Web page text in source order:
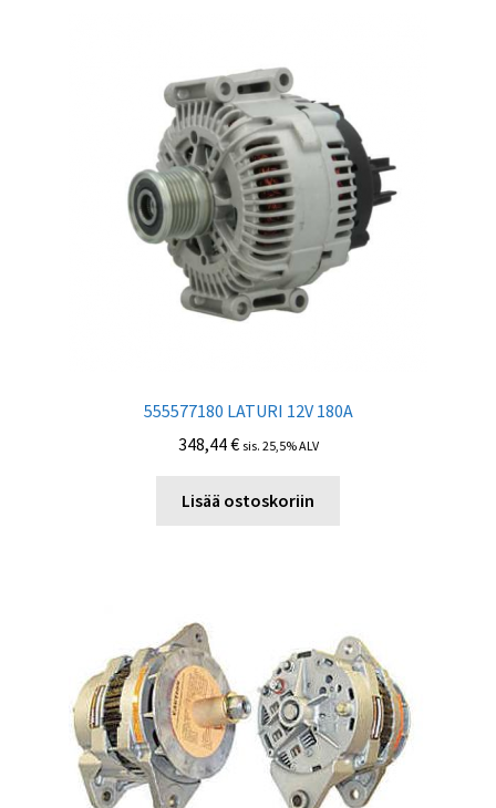
555577180 LATURI 12V 180A
348,44€ sis. 25,5% ALV
Lisää ostoskoriin